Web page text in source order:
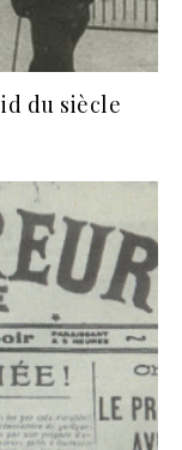
du siècle